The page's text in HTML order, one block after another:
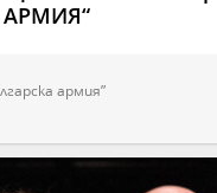
АРМИЯ“
армия”